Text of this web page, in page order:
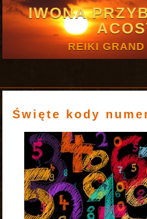
IWONA
REIKI GRAND
Święte kody